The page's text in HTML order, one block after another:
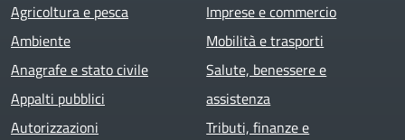
Agricoltura e pesca
Ambiente
Anagrafe e stato civile
Appalti pubblici
Autorizzazioni
Imprese e commercio
Mobilità e trasporti
Salute, benessere e
assistenza
Tributi, finanze e